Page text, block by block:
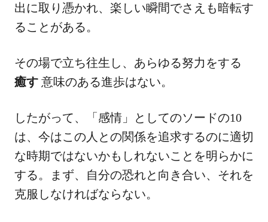
出に取り憑かれ、楽しい瞬間でさえも暗転す
ることがある。
その場で立ち往生し、あらゆる努力をする
癒す 意味のある進歩はない。
したがって、「感情」としてのソードの10
は、今はこの人との関係を追求するのに適切
な時期ではないかもしれないことを明らかに
する。まず、自分の恐れと向き合い、それを
克服しなければならない。